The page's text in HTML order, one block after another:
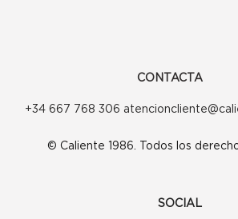
CONTACTA
+34 667 768 306
© Caliente 1986. Todos los
SOCIAL